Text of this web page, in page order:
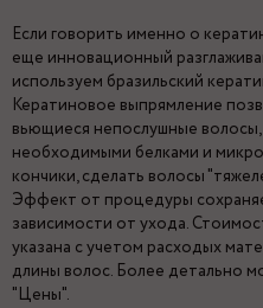
Если говорить именно о
еще инновационный
используем бразильский
Кератиновое выпрямление
вьющиеся непослушные
необходимыми белками и
кончики, сделать волосы
Эффект от процедуры
зависимости от ухода.
указана с учетом расходых
длины волос. Более детально
"Цены".